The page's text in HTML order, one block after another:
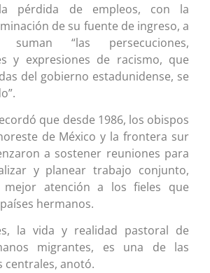
pérdida de empleos, con la
de su fuente de ingreso, a
“las persecuciones,
y expresiones de racismo, que
del gobierno estadunidense, se
que desde 1986, los obispos
de México y la frontera sur
a sostener reuniones para
y planear trabajo conjunto,
mejor atención a los fieles que
hermanos.
la vida y realidad pastoral de
migrantes, es una de las
centrales, anotó.